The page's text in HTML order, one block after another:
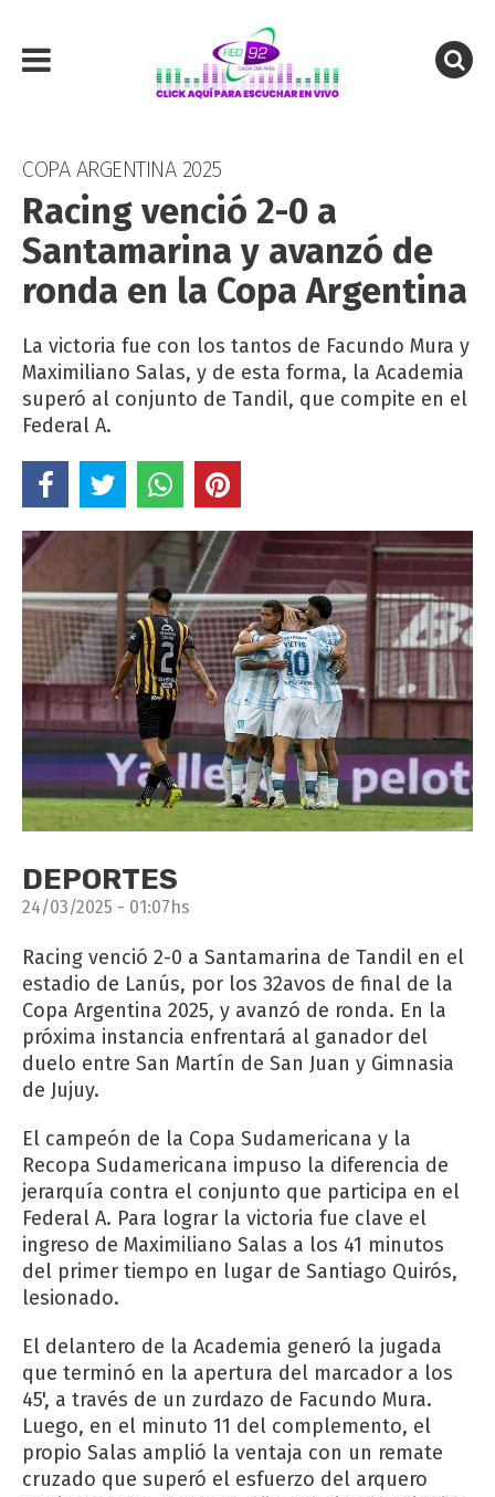
COPA ARGENTINA 2025
Racing venció 2-0 a
Santamarina y avanzó de
ronda en la Copa Argentina
La victoria fue con los tantos de Facundo Mura y
Maximiliano Salas, y de esta forma, la Academia
superó al conjunto de Tandil, que compite en el
Federal A.
DEPORTES
24/03/2025 - 01:07hs
Racing venció 2-0 a Santamarina de Tandil en el
estadio de Lanús, por los 32avos de final de la
Copa Argentina 2025, y avanzó de ronda. En la
próxima instancia enfrentará al ganador del
duelo entre San Martín de San Juan y Gimnasia
de Jujuy.
El campeón de la Copa Sudamericana y la
Recopa Sudamericana impuso la diferencia de
jerarquía contra el conjunto que participa en el
Federal A. Para lograr la victoria fue clave el
ingreso de Maximiliano Salas a los 41 minutos
del primer tiempo en lugar de Santiago Quirós,
lesionado.
El delantero de la Academia generó la jugada
que terminó en la apertura del marcador a los
45', a través de un zurdazo de Facundo Mura.
Luego, en el minuto 11 del complemento, el
propio Salas amplió la ventaja con un remate
cruzado que superó el esfuerzo del arquero